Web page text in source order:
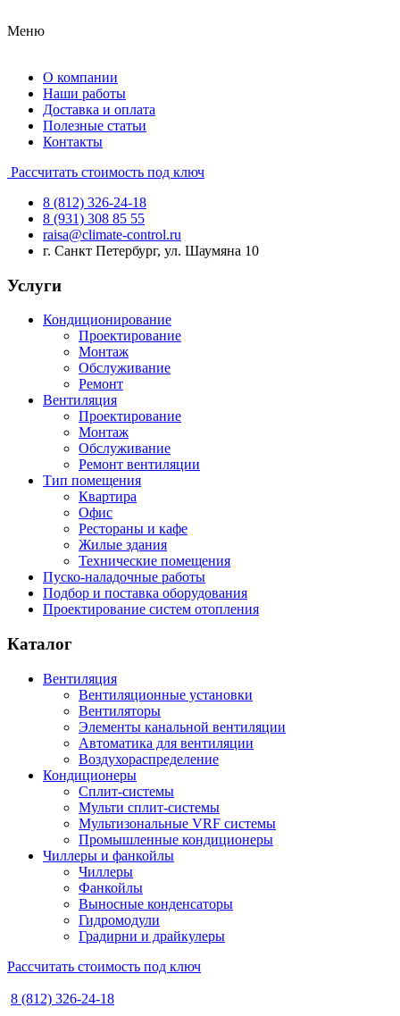
Меню
О компании
Наши работы
Доставка и оплата
Полезные статьи
Контакты
Рассчитать стоимость под ключ
8 (812) 326-24-18
8 (931) 308 85 55
raisa@climate-control.ru
г. Санкт Петербург, ул. Шаумяна 10
Услуги
Кондиционирование
Проектирование
Монтаж
Обслуживание
Ремонт
Вентиляция
Проектирование
Монтаж
Обслуживание
Ремонт вентиляции
Тип помещения
Квартира
Офис
Рестораны и кафе
Жилые здания
Технические помещения
Пуско-наладочные работы
Подбор и поставка оборудования
Проектирование систем отопления
Каталог
Вентиляция
Вентиляционные установки
Вентиляторы
Элементы канальной вентиляции
Автоматика для вентиляции
Воздухораспределение
Кондиционеры
Сплит-системы
Мульти сплит-системы
Мультизональные VRF системы
Промышленные кондиционеры
Чиллеры и фанкойлы
Чиллеры
Фанкойлы
Выносные конденсаторы
Гидромодули
Градирни и драйкулеры
Рассчитать стоимость под ключ
8 (812) 326-24-18